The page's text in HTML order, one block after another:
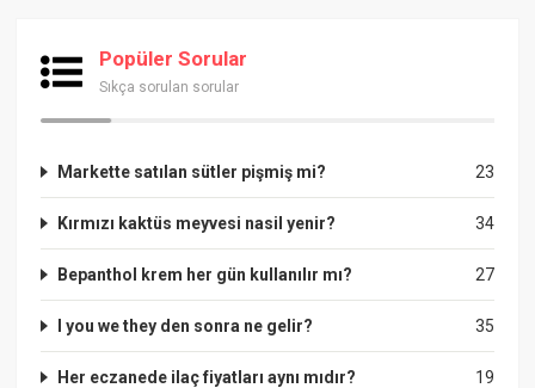
Popüler Sorular
Sıkça sorulan sorular
23
Markette satılan sütler pişmiş mi?
34
Kırmızı kaktüs meyvesi nasil yenir?
27
Bepanthol krem her gün kullanılır mı?
35
I you we they den sonra ne gelir?
19
Her eczanede ilaç fiyatları aynı mıdır?